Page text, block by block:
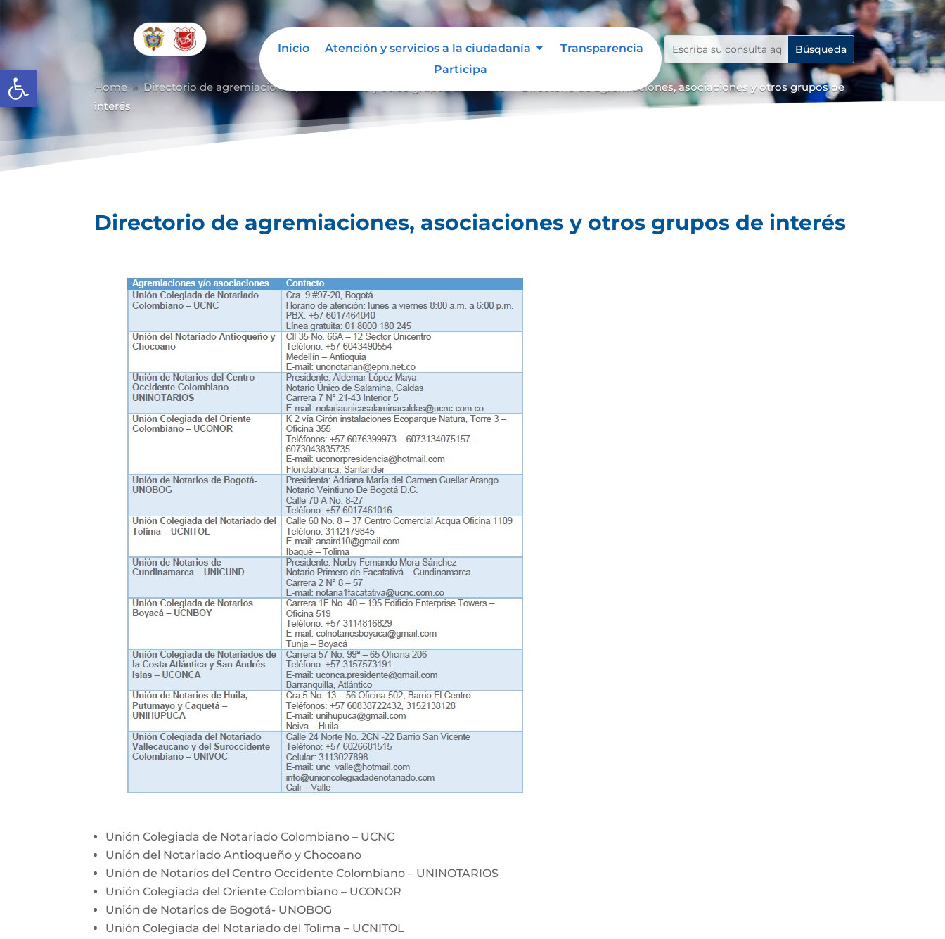
Abrir barra de herramientas
Inicio Atención y servicios a la ciudadanía
Transparencia
Participa
Home 9 Directorio de agremiaciones, asociaciones y otros grupos de interés
Directorio de agremiaciones, asociaciones y otros grupos de
interés
Directorio de agremiaciones, asociaciones y otros grupos de interés
Unión Colegiada de Notariado Colombiano – UCNC
Unión del Notariado Antioqueño y Chocoano
Unión de Notarios del Centro Occidente Colombiano – UNINOTARIOS
Unión Colegiada del Oriente Colombiano – UCONOR
Unión de Notarios de Bogotá- UNOBOG
Unión Colegiada del Notariado del Tolima – UCNITOL